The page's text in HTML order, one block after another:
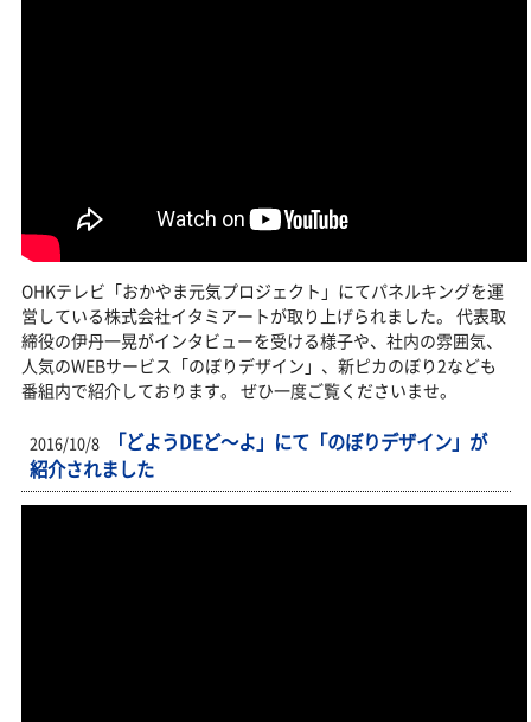
OHKテレビ「おかやま元気プロジェクト」にてパネルキングを運
営している株式会社イタミアートが取り上げられました。 代表取
締役の伊丹一晃がインタビューを受ける様子や、社内の雰囲気、
人気のWEBサービス「のぼりデザイン」、新ピカのぼり2なども
番組内で紹介しております。 ぜひ一度ご覧くださいませ。
2016/10/8
「どようDEど〜よ」にて「のぼりデザイン」が
紹介されました